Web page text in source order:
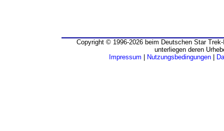
Copyright © 1996-2026 beim Deutschen Star
unterliegen deren
Impressum
Nutzungsbedingungen